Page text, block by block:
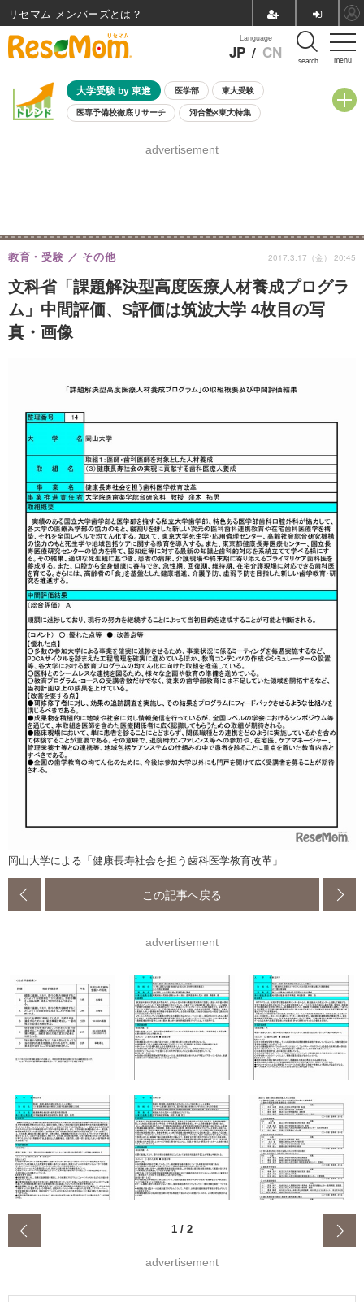
menu
Language
JP / CN search
大学受験 by 東進 医学部 東大受験
医専予備校徹底リサーチ 河合塾×東大特集
8月開催学校説明会・相談会
advertisement
文科省「課題解決型高度医療人材養成プログラ
ム」中間評価、S評価は筑波大学 4枚目の写
真・画像
教育・受験 その他 2017.3.17（金） 20:45
岡山大学による「健康長寿社会を担う歯科医学教育改革」
この記事へ戻る
advertisement
1 / 2
advertisement
リセマム メンバーズ